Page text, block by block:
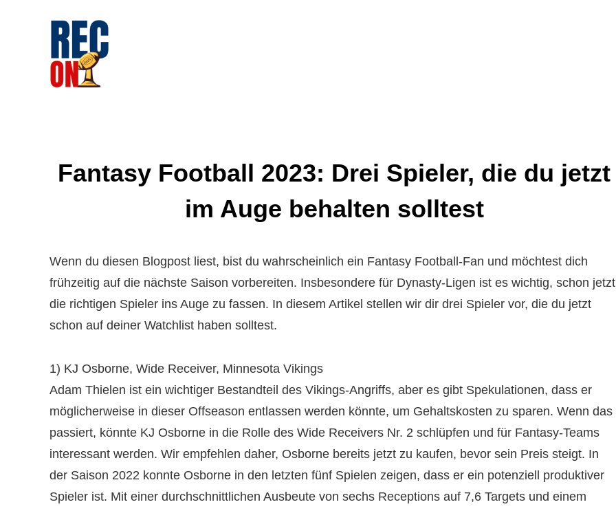
Fantasy Football 2023: Drei Spieler, die du jetzt
im Auge behalten solltest
Wenn du diesen Blogpost liest, bist du wahrscheinlich ein Fantasy Football-Fan und möchtest dich
frühzeitig auf die nächste Saison vorbereiten. Insbesondere für Dynasty-Ligen ist es wichtig, schon jetzt
die richtigen Spieler ins Auge zu fassen. In diesem Artikel stellen wir dir drei Spieler vor, die du jetzt
schon auf deiner Watchlist haben solltest.
1) KJ Osborne, Wide Receiver, Minnesota Vikings
Adam Thielen ist ein wichtiger Bestandteil des Vikings-Angriffs, aber es gibt Spekulationen, dass er
möglicherweise in dieser Offseason entlassen werden könnte, um Gehaltskosten zu sparen. Wenn das
passiert, könnte KJ Osborne in die Rolle des Wide Receivers Nr. 2 schlüpfen und für Fantasy-Teams
interessant werden. Wir empfehlen daher, Osborne bereits jetzt zu kaufen, bevor sein Preis steigt. In
der Saison 2022 konnte Osborne in den letzten fünf Spielen zeigen, dass er ein potenziell produktiver
Spieler ist. Mit einer durchschnittlichen Ausbeute von sechs Receptions auf 7,6 Targets und einem